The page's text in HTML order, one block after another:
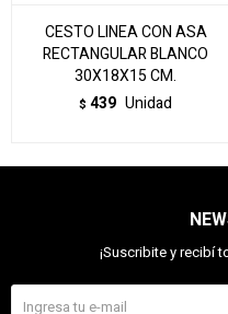
CESTO LINEA CON ASA
RECTANGULAR BLANCO
30X18X15 CM.
$ 439 Unidad
¡Suscribite y recibí